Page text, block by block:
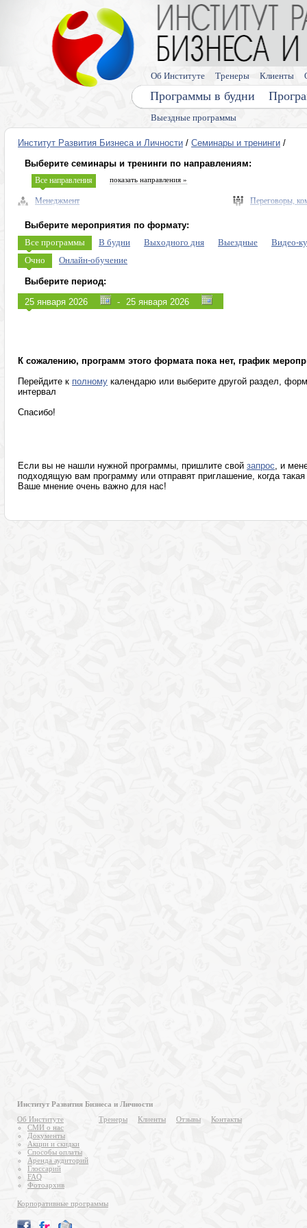
Выездные программы
Программы в будни
Об Институте Тренеры Клиенты
Институт Развития Бизнеса и Личности / Семинары и тренинги /
Выберите семинары и тренинги по направлениям:
Все направления показать направления »
Менеджмент
Безопасность бизнеса, риски
Экономика, право
Налоговое планирование
Управление персоналом (HR)
Продажи, клиенты, сервис
Переговоры,
Выберите мероприятия по формату:
Все программы
В будни Выходного дня Выездные
Видео-
Очно
Онлайн-обучение
Выберите период:
-
К сожалению, программ этого формата пока нет, график
Перейдите к полному календарю или выберите другой раздел,
интервал
Спасибо!
Если вы не нашли нужной программы, пришлите свой запрос, и
подходящую вам программу или отправят приглашение, когда
Ваше мнение очень важно для нас!
Институт Развития Бизнеса и Личности
Об Институте
СМИ о нас
Документы
Акции и скидки
Способы оплаты
Аренда аудиторий
Глоссарий
FAQ
Фотоархив
Тренеры Клиенты Отзывы Контакты
Корпоративные программы